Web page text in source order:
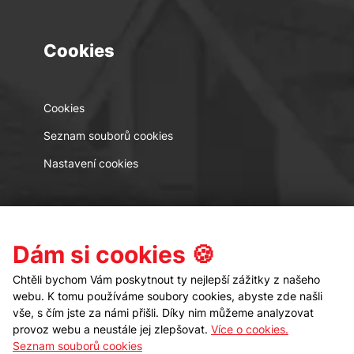
Cookies
Cookies
Seznam souborů cookies
Nastavení cookies
Kontakt Sledujte nás
Dám si cookies 🍪
Chtěli bychom Vám poskytnout ty nejlepší zážitky z našeho
webu. K tomu používáme soubory cookies, abyste zde našli
vše, s čím jste za námi přišli. Díky nim můžeme analyzovat
provoz webu a neustále jej zlepšovat. Více o cookies.
Seznam souborů cookies